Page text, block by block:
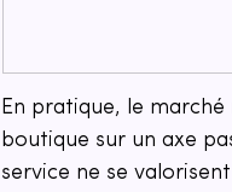
En pratique, le
boutique sur un axe
service ne se